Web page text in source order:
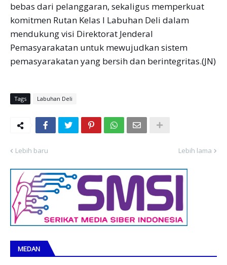
bebas dari pelanggaran, sekaligus memperkuat
komitmen Rutan Kelas I Labuhan Deli dalam
mendukung visi Direktorat Jenderal
Pemasyarakatan untuk mewujudkan sistem
pemasyarakatan yang bersih dan berintegritas.(JN)
Tags Labuhan Deli
Lebih baru Lebih lama
MEDAN